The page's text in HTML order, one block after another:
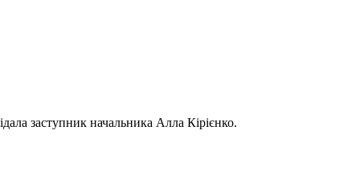
заступник начальника Алла Кірієнко.